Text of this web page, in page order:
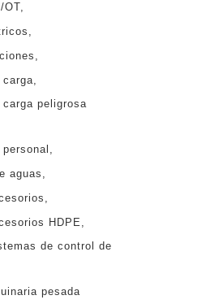
OT
carga
peligrosa
aguas
HDPE
de control de
pesada